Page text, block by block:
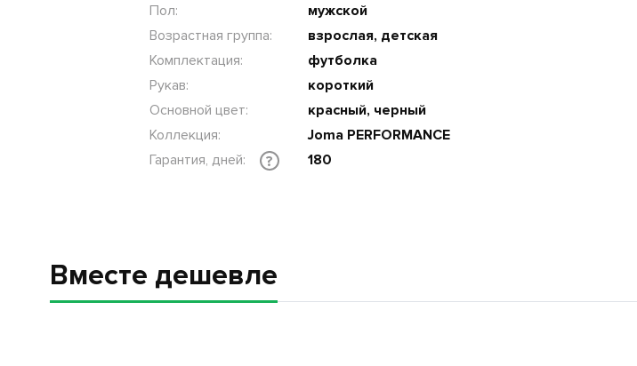
Пол:
мужской
Возрастная группа:
взрослая, детская
Комплектация:
футболка
Рукав:
короткий
Основной цвет:
красный, черный
Коллекция:
Joma PERFORMANCE
Гарантия, дней:
? 180
Вместе дешевле